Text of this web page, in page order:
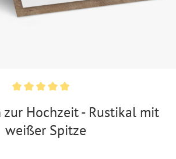
Hochzeit - Rustikal mit
weißer Spitze